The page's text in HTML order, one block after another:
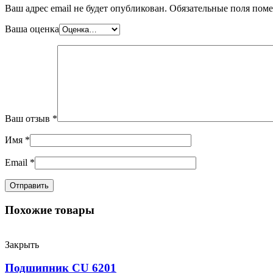
Ваш адрес email не будет опубликован. Обязательные поля
Ваша оценка
Ваш отзыв *
Имя *
Email *
Похожие товары
Закрыть
Подшипник CU 6201